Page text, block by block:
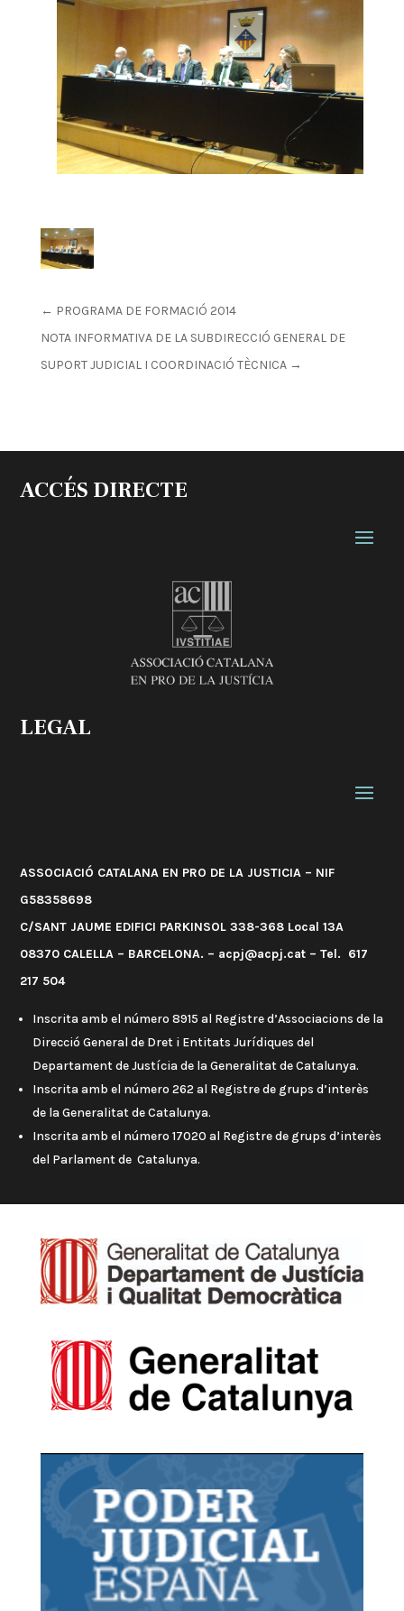
← PROGRAMA DE FORMACIÓ 2014
NOTA INFORMATIVA DE LA SUBDIRECCIÓ GENERAL DE
SUPORT JUDICIAL I COORDINACIÓ TÈCNICA→
ACCÉS DIRECTE
LEGAL
ASSOCIACIÓ CATALANA EN PRO DE LA JUSTICIA – NIF
G58358698
C/SANT JAUME EDIFICI PARKINSOL 338-368 Local 13A
08370 CALELLA – BARCELONA. – acpj@acpj.cat – Tel. 617
217 504
Inscrita amb el número 8915 al Registre d’Associacions de la
Direcció General de Dret i Entitats Jurídiques del
Departament de Justícia de la Generalitat de Catalunya.
Inscrita amb el número 262 al Registre de grups d’interès
de la Generalitat de Catalunya.
Inscrita amb el número 17020 al Registre de grups d’interès
del Parlament de Catalunya.